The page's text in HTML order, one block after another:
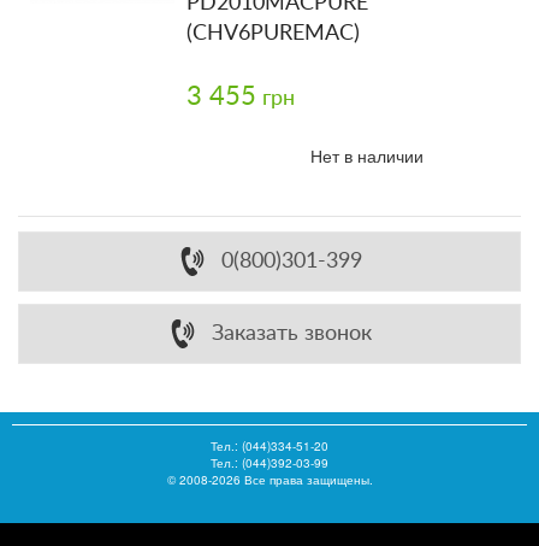
(CHV6PUREMAC)
3 455 грн
Нет в наличии
0(800)301-399
Заказать звонок
Тел.: (044)334-51-20
Тел.: (044)392-03-99
© 2008-2026 Все права защищены.